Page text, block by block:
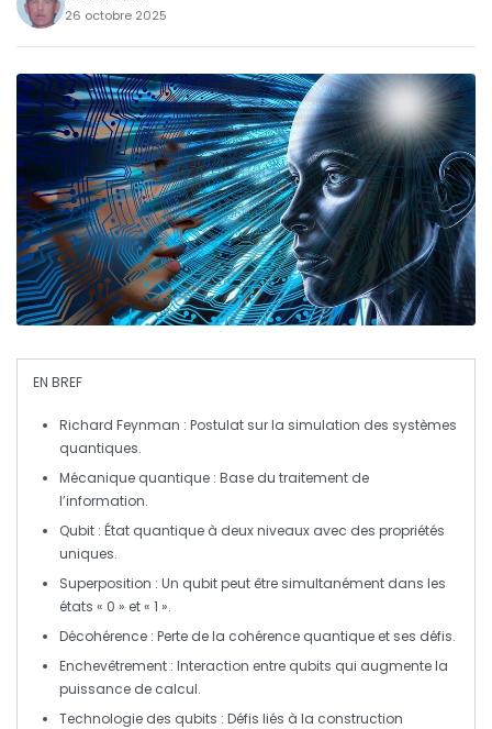
26 octobre 2025
EN BREF
Richard Feynman : Postulat sur la simulation des systèmes
quantiques.
Mécanique quantique : Base du traitement de
l’information.
Qubit : État quantique à deux niveaux avec des propriétés
uniques.
Superposition : Un qubit peut être simultanément dans les
états « 0 » et « 1 ».
Décohérence : Perte de la cohérence quantique et ses défis.
Enchevêtrement : Interaction entre qubits qui augmente la
puissance de calcul.
Technologie des qubits : Défis liés à la construction